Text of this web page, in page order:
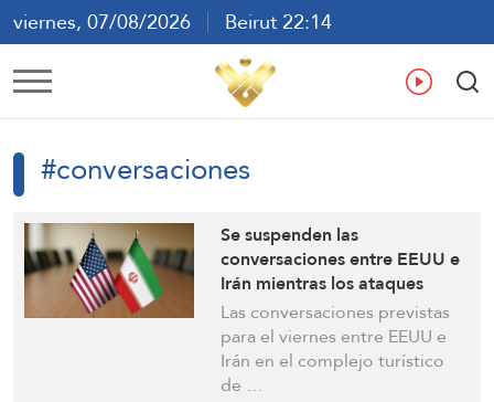
viernes, 07/08/2026
Beirut 22:14
ع En
#conversaciones
Se suspenden las
conversaciones entre EEUU e
Irán mientras los ataques
israelíes continúan en el sur
del Líbano
Las conversaciones previstas
para el viernes entre EEUU e
Irán en el complejo turístico
de …